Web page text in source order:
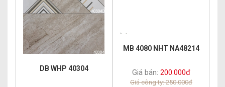
DB WHP 40304
MB 4080 NHT NA48214
Giá bán: 200.000đ
Giá công ty: 250.000đ